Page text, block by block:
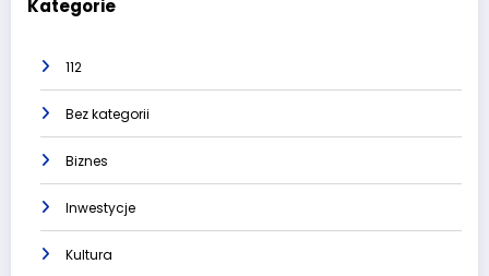
Kategorie
112
Bez kategorii
Biznes
Inwestycje
Kultura